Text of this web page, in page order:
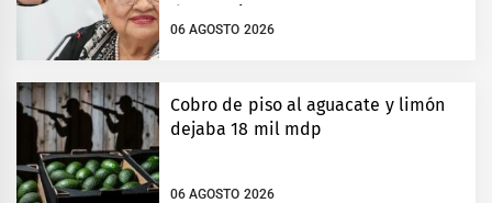
de Ayotzinapa
06 AGOSTO 2026
Cobro de piso al aguacate y limón
dejaba 18 mil mdp
06 AGOSTO 2026